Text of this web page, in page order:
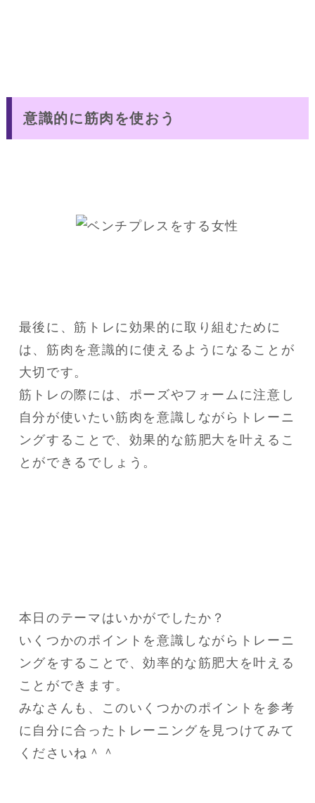
意識的に筋肉を使おう
最後に、筋トレに効果的に取り組むために
は、筋肉を意識的に使えるようになることが
大切です。
筋トレの際には、ポーズやフォームに注意し
自分が使いたい筋肉を意識しながらトレーニ
ングすることで、効果的な筋肥大を叶えるこ
とができるでしょう。
本日のテーマはいかがでしたか？
いくつかのポイントを意識しながらトレーニ
ングをすることで、効率的な筋肥大を叶える
ことができます。
みなさんも、このいくつかのポイントを参考
に自分に合ったトレーニングを見つけてみて
くださいね＾＾